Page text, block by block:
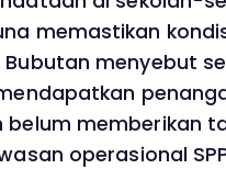
memastikan
menyebut
belum memberikan
operasional